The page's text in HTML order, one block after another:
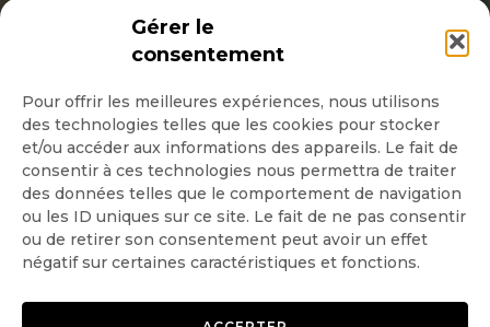
Gérer le
consentement
Pour offrir les meilleures expériences, nous utilisons
des technologies telles que les cookies pour stocker
et/ou accéder aux informations des appareils. Le fait de
consentir à ces technologies nous permettra de traiter
des données telles que le comportement de navigation
ou les ID uniques sur ce site. Le fait de ne pas consentir
ou de retirer son consentement peut avoir un effet
négatif sur certaines caractéristiques et fonctions.
INSCRIPTION NEWSLETTER
Quotidienne
Hebdo
OK